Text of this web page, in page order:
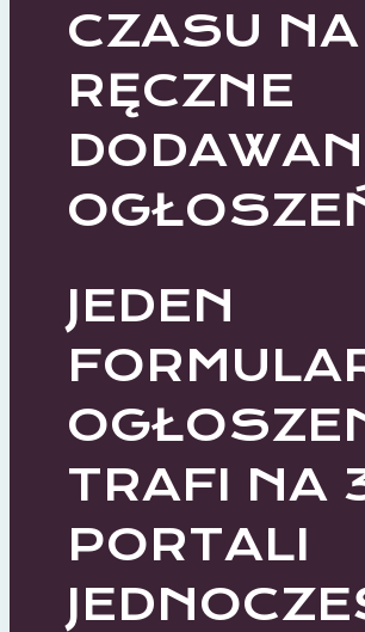
CZASU NA
RĘCZNE
JEDEN
TRAFI NA
PORTALI